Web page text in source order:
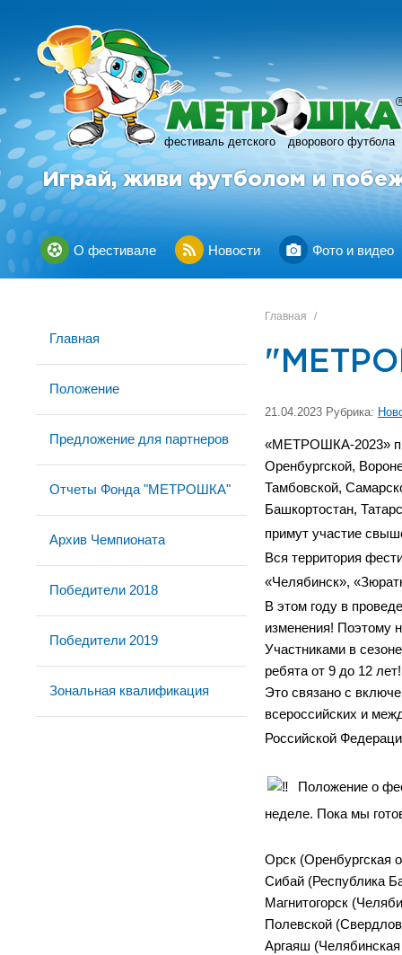
фестиваль детского дворового футбола
R
Играй, живи футболом и
О фестивале Новости Фото и видео
Главная
Положение
Предложение для партнеров
Отчеты Фонда "МЕТРОШКА"
Архив Чемпионата
Победители 2018
Победители 2019
Зональная квалификация
Главная /
21.04.2023 Рубрика:
«МЕТРОШКА-2023»
Оренбургской,
Тамбовской,
Башкортостан,
примут участие
Вся территория
«Челябинск»,
В этом году в
изменения! Поэтому
Участниками в
ребята от 9 до 12
Это связано с
всероссийских и
Российской
Положение о
неделе. Пока мы
Орск (Оренбургская
Сибай (Республика
Магнитогорск
Полевской
Аргаяш